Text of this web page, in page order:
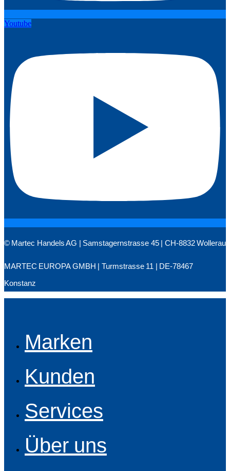
Youtube
© Martec Handels AG | Samstagernstrasse 45 | CH-8832 Wollerau
MARTEC EUROPA GMBH | Turmstrasse 11 | DE-78467
Konstanz
Marken
Kunden
Services
Über uns